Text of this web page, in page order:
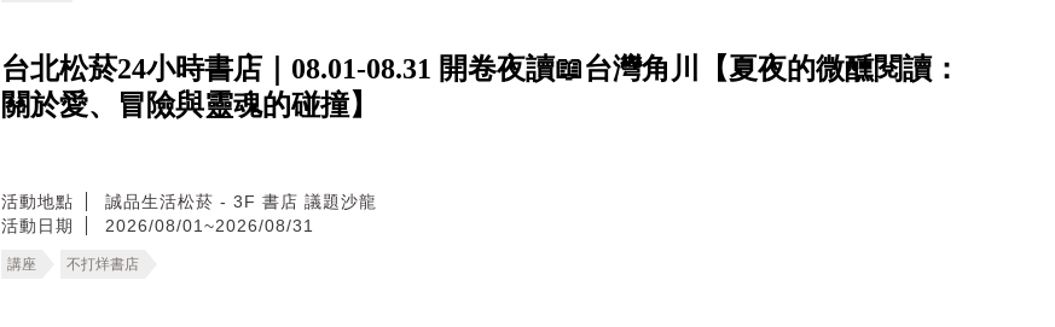
台北松菸24小時書店｜08.01-08.31 開卷夜讀📖台灣角川【夏夜的微醺閱讀：
關於愛、冒險與靈魂的碰撞】
活動地點
誠品生活松菸 - 3F 書店 議題沙龍
活動日期
2026/08/01~2026/08/31
講座 不打烊書店